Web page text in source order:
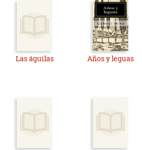
Las águilas Años y leguas